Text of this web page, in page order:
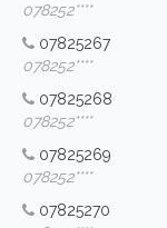
078252****
07825267
078252****
07825268
078252****
07825269
078252****
07825270